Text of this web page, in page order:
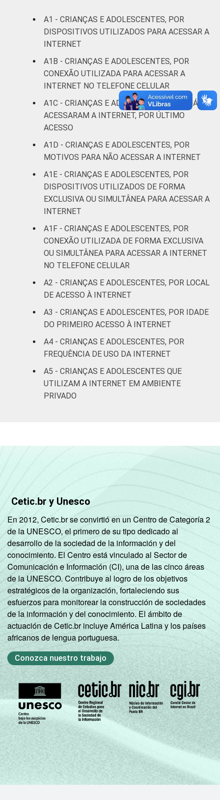
FAIXA ETÁRIA
DA CRIANÇA
ADOLESCENTE
De 9 a 10
10
anos
7
De 13 a 14
anos
3
De 15 a 17
1
RENDA
FAMILIAR
Até 1 SM 4
Mais de 1
Mais de 2
7
Mais de 3
SM
5
Não tem
renda
0
Não sabe 2
Não
respondeu
4
Sociedade da Informação (Cetic.br),
Crianças e Adolescentes no Brasil – TIC Kids
Online Brasil 2017.
A1 - CRIANÇAS E ADOLESCENTES, POR
DISPOSITIVOS UTILIZADOS PARA ACESSAR A
INTERNET
A1B - CRIANÇAS E ADOLESCENTES, POR
CONEXÃO UTILIZADA PARA ACESSAR A
INTERNET NO TELEFONE CELULAR
A1C - CRIANÇAS E ADOLESCENTES QUE JÁ
ACESSARAM A INTERNET, POR ÚLTIMO
ACESSO
A1D - CRIANÇAS E ADOLESCENTES, POR
MOTIVOS PARA NÃO ACESSAR A INTERNET
A1E - CRIANÇAS E ADOLESCENTES, POR
DISPOSITIVOS UTILIZADOS DE FORMA
EXCLUSIVA OU SIMULTÂNEA PARA ACESSAR A
INTERNET
A1F - CRIANÇAS E ADOLESCENTES, POR
CONEXÃO UTILIZADA DE FORMA EXCLUSIVA
OU SIMULTÂNEA PARA ACESSAR A INTERNET
NO TELEFONE CELULAR
A2 - CRIANÇAS E ADOLESCENTES, POR LOCAL
DE ACESSO À INTERNET
A3 - CRIANÇAS E ADOLESCENTES, POR IDADE
DO PRIMEIRO ACESSO À INTERNET
A4 - CRIANÇAS E ADOLESCENTES, POR
FREQUÊNCIA DE USO DA INTERNET
A5 - CRIANÇAS E ADOLESCENTES QUE
UTILIZAM A INTERNET EM AMBIENTE
PRIVADO
Cetic.br y Unesco
En 2012, Cetic.br se convirtió en un Centro de Categoría 2
de la UNESCO, el primero de su tipo dedicado al
desarrollo de la sociedad de la información y del
conocimiento. El Centro está vinculado al Sector de
Comunicación e Información (CI), una de las cinco áreas
de la UNESCO. Contribuye al logro de los objetivos
estratégicos de la organización, fortaleciendo sus
esfuerzos para monitorear la construcción de sociedades
de la información y del conocimiento. El ámbito de
actuación de Cetic.br incluye América Latina y los países
africanos de lengua portuguesa.
Conozca nuestro trabajo